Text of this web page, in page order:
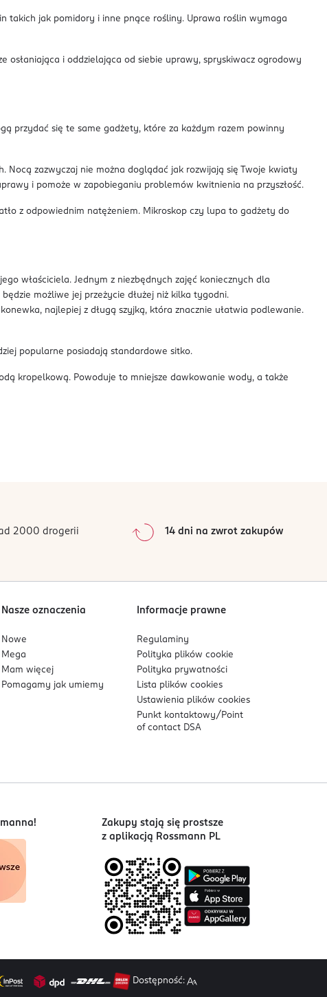
takich jak pomidory i inne pnące rośliny. Uprawa roślin wymaga
osłaniająca i oddzielająca od siebie uprawy, spryskiwacz ogrodowy
przydać się te same gadżety, które za każdym razem powinny
zazwyczaj nie można doglądać jak rozwijają się Twoje kwiaty
i pomoże w zapobieganiu problemów kwitnienia na przyszłość.
z odpowiednim natężeniem. Mikroskop czy lupa to gadżety do
właściciela. Jednym z niezbędnych zajęć koniecznych dla
możliwe jej przeżycie dłużej niż kilka tygodni.
najlepiej z długą szyjką, która znacznie ułatwia podlewanie.
popularne posiadają standardowe sitko.
kropelkową. Powoduje to mniejsze dawkowanie wody, a także
2000 drogerii 14 dni na zwrot zakupów
Nasze oznaczenia
Nowe
Mega
Mam więcej
Pomagamy jak umiemy
Informacje prawne
Regulaminy
Polityka plikówcookie
Polityka prywatności
Lista plikówcookies
Ustawienia plikówcookies
Punkt kontaktowy/ Point
of contact DSA
Zakupy stają się prostsze
z aplikacją Rossmann PL
Dostępność: